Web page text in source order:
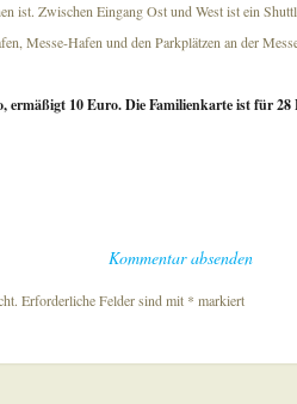
ist. Zwischen Eingang Ost und West ist ein
Messe-Hafen und den Parkplätzen an der
ermäßigt 10 Euro. Die Familienkarte ist für
Kommentar absenden
Erforderliche Felder sind mit * markiert